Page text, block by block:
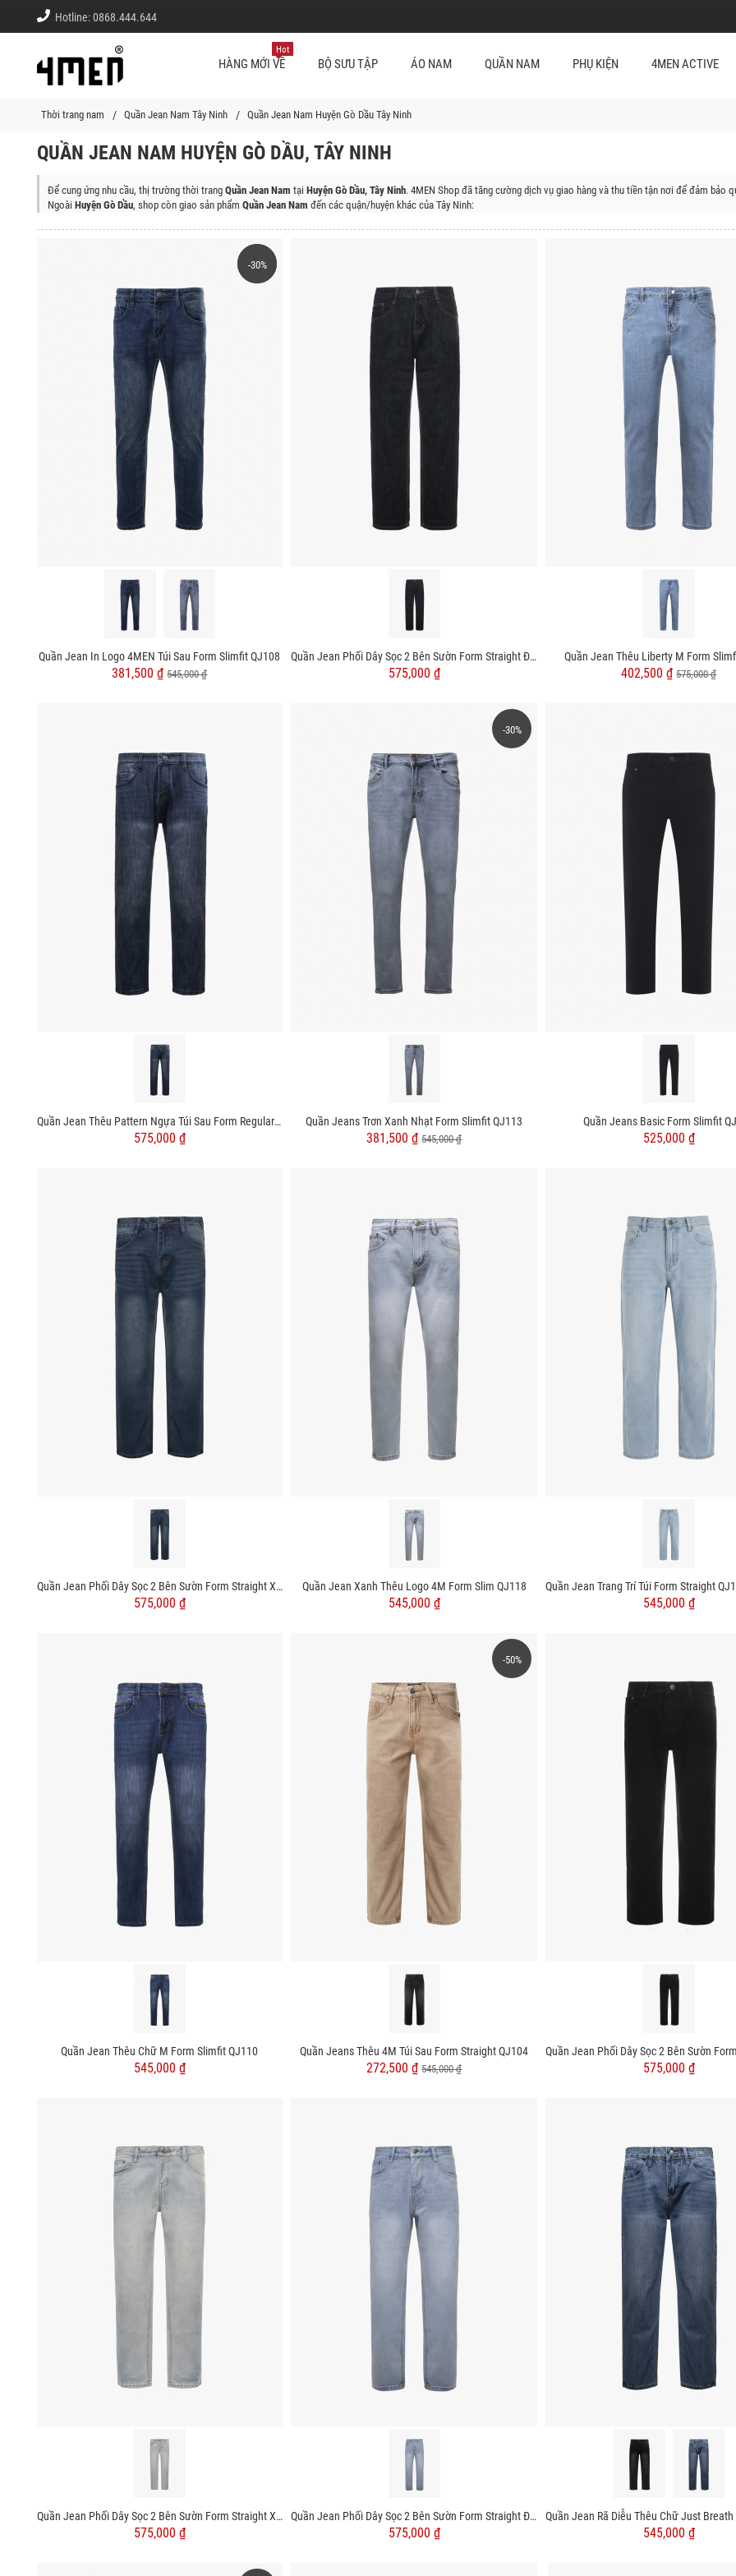
Hotline:0868.444.644
HÀNG MỚI VỀ
Hot
BỘ SƯU TẬP ÁO NAM QUẦN NAM PHỤ KIỆN 4MEN ACTIVE
Thời trang nam Quần Jean Nam Tây Ninh Quần Jean Nam Huyện Gò Dầu Tây Ninh
QUẦN JEAN NAM HUYỆN GÒ DẦU, TÂY NINH
Để cung ứng nhu cầu, thị trường thời trang Quần Jean Nam tại Huyện Gò Dầu, Tây Ninh. 4MEN Shop đã tăng cường dịch vụ giao hàng và thu tiền tận nơi để đảm bảo
Ngoài Huyện Gò Dầu, shop còn giao sản phẩm Quần Jean Nam đến các quận/huyện khác của Tây Ninh:
-30%
-30%
Quần Jean In Logo 4MEN Túi Sau Form Slimfit QJ108
381,500 ₫545,000 ₫
Quần Jean Phối Dây Sọc 2 Bên Sườn Form Straight Đen QJ127 Màu Xanh Đen
575,000 ₫
Quần Jean Thêu Liberty M Form
402,500 ₫575,000 ₫
Quần Jean Thêu Pattern Ngựa Túi Sau Form Regular QJ123
575,000 ₫
-30%
Quần Jeans Trơn Xanh Nhạt Form Slimfit QJ113
381,500 ₫545,000 ₫
Quần Jeans Basic Form Slimfit
525,000 ₫
Quần Jean Phối Dây Sọc 2 Bên Sườn Form Straight Xanh QJ131 Màu Xanh
575,000 ₫
Quần Jean Xanh Thêu Logo 4M Form Slim QJ118
545,000 ₫ 545,000 ₫
Quần Jean Thêu Chữ M Form Slimfit QJ110
545,000 ₫
-50%
Quần Jeans Thêu 4M Túi Sau Form Straight QJ104
272,500 ₫545,000 ₫ 575,000 ₫
Quần Jean Phối Dây Sọc 2 Bên Sườn Form Straight Xanh Nhạt QJ129 Màu Xanh
575,000 ₫
Quần Jean Phối Dây Sọc 2 Bên Sườn Form Straight Đen QJ128 Màu Xanh
575,000 ₫ 545,000 ₫